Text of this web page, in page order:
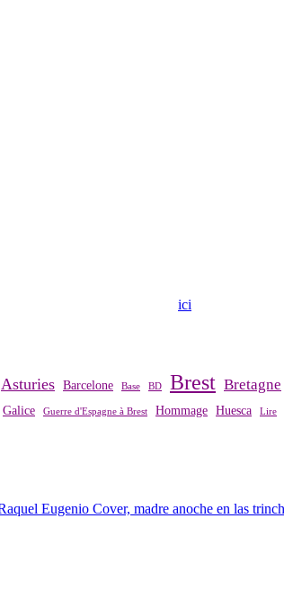
ici
Asturies Barcelone Base BD Brest Bretagne
Galice Guerre d'Espagne à Brest Hommage Huesca Lire